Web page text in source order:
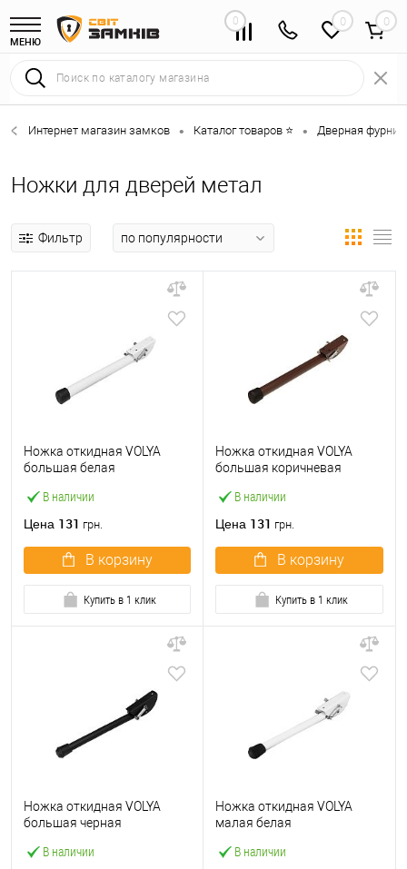
МЕНЮ
0 0
Интернет магазин замков • Каталог товаров ⭐ • Дверная
Ножки для дверей метал
Фильтр
В наличии
Ножка откидная VOLYA
большая белая
Цена 131 грн.
В корзину
Купить в 1 клик
В наличии
Ножка откидная VOLYA
большая коричневая
Цена 131 грн.
В корзину
Купить в 1 клик
В наличии
Ножка откидная VOLYA
большая черная
В наличии
Ножка откидная VOLYA
малая белая